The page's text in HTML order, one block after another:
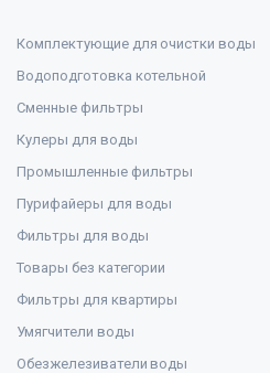
Комплектующие для очистки воды
Водоподготовка котельной
Сменные фильтры
Кулеры для воды
Промышленные фильтры
Пурифайеры для воды
Фильтры для воды
Товары без категории
Фильтры для квартиры
Умягчители воды
Обезжелезиватели воды